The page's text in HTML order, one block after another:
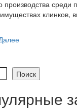
производства среди
клинков,
Поиск